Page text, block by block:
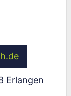
Erlangen